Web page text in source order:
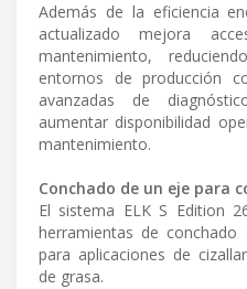
Además de la eficiencia
actualizado mejora
mantenimiento,
entornos de producción
avanzadas de
aumentar disponibilidad
mantenimiento.
Conchado de un eje para
El sistema ELK S Edition
herramientas de conchado
para aplicaciones de
de grasa.